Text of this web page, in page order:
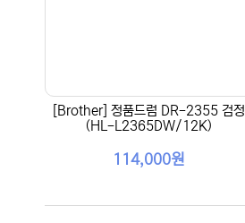
[Brother] 정품드럼 DR-2355 검정
(HL-L2365DW/12K)
114,000원